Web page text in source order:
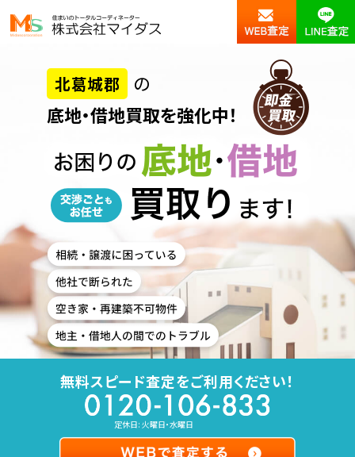
北葛城郡
の
底地・借地買取を強化中！
無料スピード査定をご利用ください！
定休日: 火曜日・水曜日